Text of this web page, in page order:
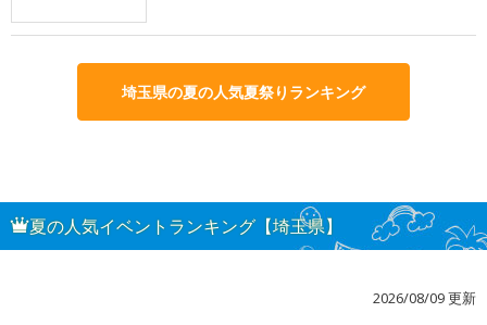
埼玉県の夏の人気夏祭りランキング
夏の人気イベントランキング【埼玉県】
2026/08/09 更新